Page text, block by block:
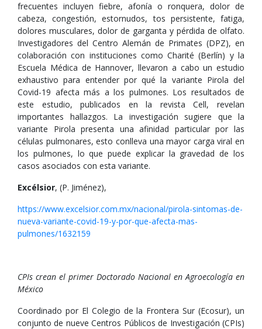
frecuentes incluyen fiebre, afonía o ronquera, dolor de
cabeza, congestión, estornudos, tos persistente, fatiga,
dolores musculares, dolor de garganta y pérdida de olfato.
Investigadores del Centro Alemán de Primates (DPZ), en
colaboración con instituciones como Charité (Berlín) y la
Escuela Médica de Hannover, llevaron a cabo un estudio
exhaustivo para entender por qué la variante Pirola del
Covid-19 afecta más a los pulmones. Los resultados de
este estudio, publicados en la revista Cell, revelan
importantes hallazgos. La investigación sugiere que la
variante Pirola presenta una afinidad particular por las
células pulmonares, esto conlleva una mayor carga viral en
los pulmones, lo que puede explicar la gravedad de los
casos asociados con esta variante.
Excélsior, (P. Jiménez),
https://www.excelsior.com.mx/nacional/pirola-sintomas-de-
nueva-variante-covid-19-y-por-que-afecta-mas-
pulmones/1632159
CPIs crean el primer Doctorado Nacional en Agroecología en
México
Coordinado por El Colegio de la Frontera Sur (Ecosur), un
conjunto de nueve Centros Públicos de Investigación (CPIs)